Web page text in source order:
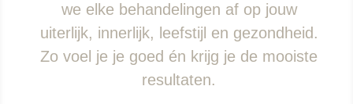
we elke behandelingen af op jouw
uiterlijk, innerlijk, leefstijl en gezondheid.
Zo voel je je goed én krijg je de mooiste
resultaten.